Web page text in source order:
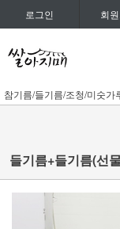
로그인 회
참기름/들기름/조청/미숫가
들기름+들기름(선